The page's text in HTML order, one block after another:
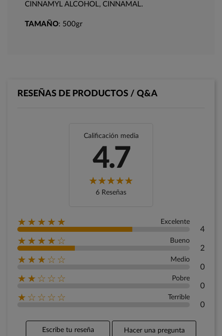
CINNAMYL ALCOHOL, CINNAMAL.
TAMAÑO: 500gr
RESEÑAS DE PRODUCTOS / Q&A
Calificación media
4.7
6 Reseñas
★★★★★ Excelente
4
★★★★☆ Bueno
2
★★★☆☆ Medio
0
★★☆☆☆ Pobre
0
★☆☆☆☆ Terrible
0
Escribe tu reseña Hacer una pregunta